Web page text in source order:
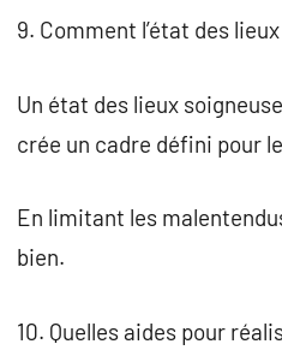
9. Comment l’état des
Un état des lieux
crée un cadre défini pour
En limitant les
bien.
10. Quelles aides pour